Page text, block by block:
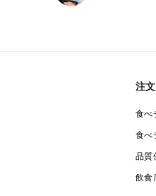
注
食べ
食べ
品質
飲食